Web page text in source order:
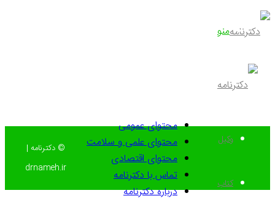
منو
وکیل
کتاب
محتوای عمومی
محتوای علمی و سلامت
محتوای اقتصادی
تماس با دکترنامه
درباره دکترنامه
© دکترنامه |
drnameh.ir